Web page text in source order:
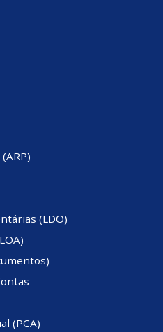
(LDO)
(PCA)